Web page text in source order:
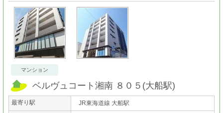
マンション
ベルヴュコート湘南 ８０５ (大船駅)
最寄り駅 JR東海道線 大船駅